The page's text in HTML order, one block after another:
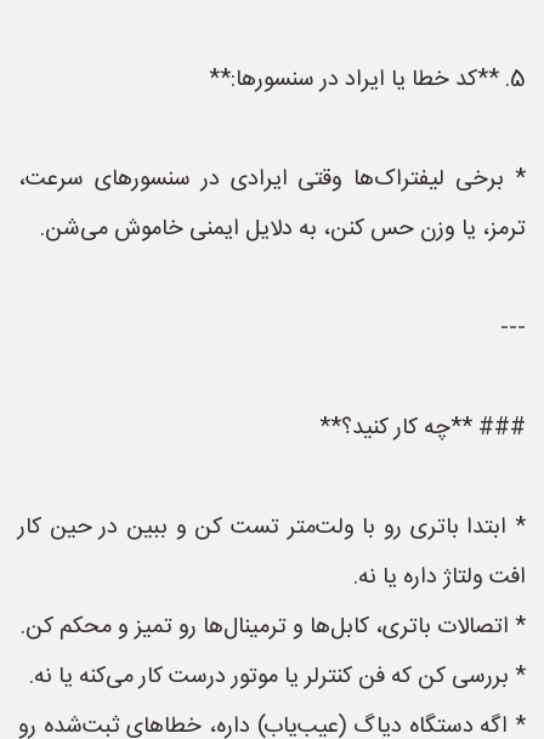
5. **کد خطا یا ایراد در سنسورها:**
* برخی لیفتراک‌ها وقتی ایرادی در سنسورهای سرعت،
ترمز، یا وزن حس کنن، به دلایل ایمنی خاموش می‌شن.
---
### **چه کار کنید؟**
* ابتدا باتری رو با ولت‌متر تست کن و ببین در حین کار
افت ولتاژ داره یا نه.
* اتصالات باتری، کابل‌ها و ترمینال‌ها رو تمیز و محکم کن.
* بررسی کن که فن کنترلر یا موتور درست کار می‌کنه یا نه.
* اگه دستگاه دیاگ (عیب‌یاب) داره، خطاهای ثبت‌شده رو